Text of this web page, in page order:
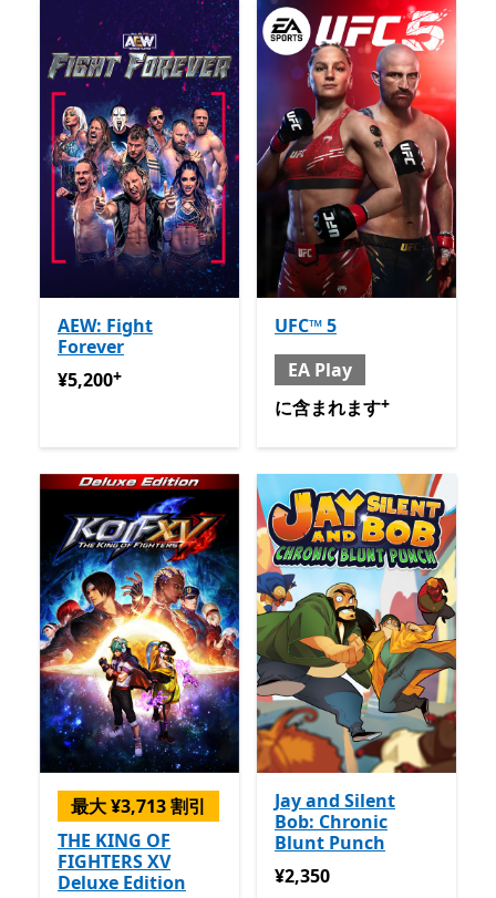
AEW: Fight
Forever
¥5,200アプリ内購入が提供されています
¥5,200+
UFC™ 5
EA Play
含まれる と EA Play
に含まれます+
最大 ¥3,713 割引
THE KING OF
FIGHTERS XV
Deluxe Edition
Jay and Silent
Bob: Chronic
Blunt Punch
¥2,350
¥2,350